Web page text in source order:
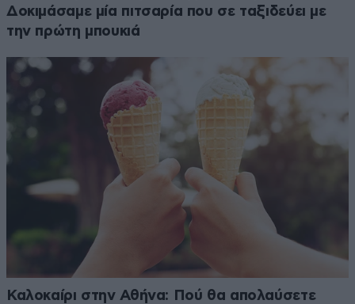
Δοκιμάσαμε μία πιτσαρία που σε ταξιδεύει με
την πρώτη μπουκιά
Καλοκαίρι στην Αθήνα: Πού θα απολαύσετε